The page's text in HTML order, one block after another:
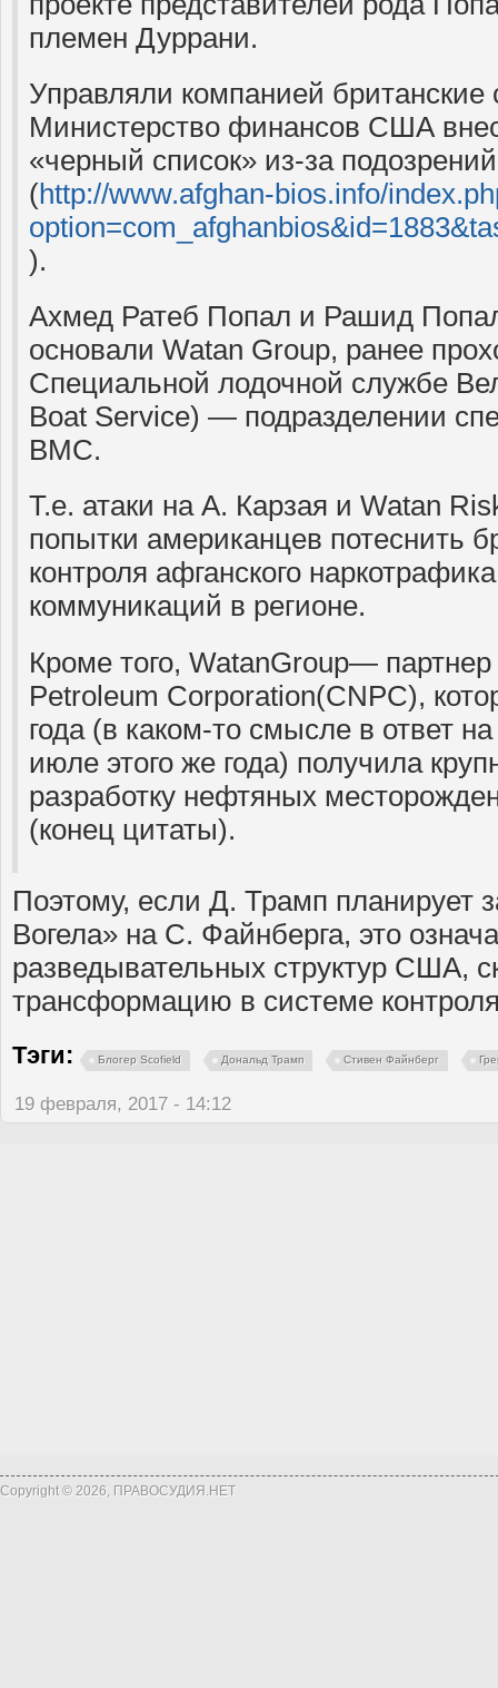
племен Дуррани.
Управляли компанией британские
Министерство финансов США
«черный список» из-за
(http://www.afghan-bios.info/
).
Ахмед Ратеб Попал и Рашид
основали Watan Group, ранее
Специальной лодочной службе
Boat Service) — подразделении
ВМС.
Т.е. атаки на А. Карзая и Watan
попытки американцев потеснить
контроля афганского
коммуникаций в регионе.
Кроме того, WatanGroup—
Petroleum Corporation(CNPC),
года (в каком-то смысле в ответ
июле этого же года) получила
разработку нефтяных
(конец цитаты).
Поэтому, если Д. Трамп планирует
Вогела» на С. Файнберга, это
разведывательных структур США,
трансформацию в системе
Тэги: Блогер Scofield Дональд Трамп Стивен Файнберг
19 февраля, 2017 - 14:12
Copyright © 2026, ПРАВОСУДИЯ.НЕТ